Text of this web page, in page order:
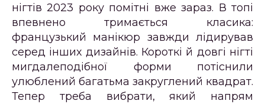
нігтів 2023 року помітні вже зараз. В топі
впевнено тримається класика:
французький манікюр завжди лідирував
серед інших дизайнів. Короткі й довгі нігті
мигдалеподібної форми потіснили
улюблений багатьма закруглений квадрат.
Тепер треба вибрати, який напрям